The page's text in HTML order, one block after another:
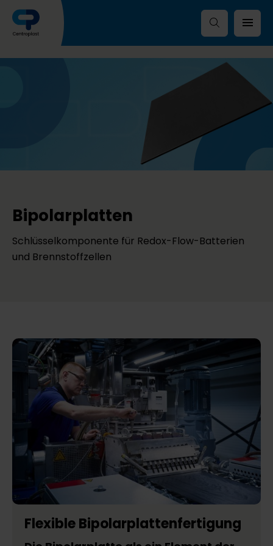
Bipolarplatten
Schlüsselkomponente für Redox-Flow-Batterien
und Brennstoffzellen
Flexible Bipolarplattenfertigung